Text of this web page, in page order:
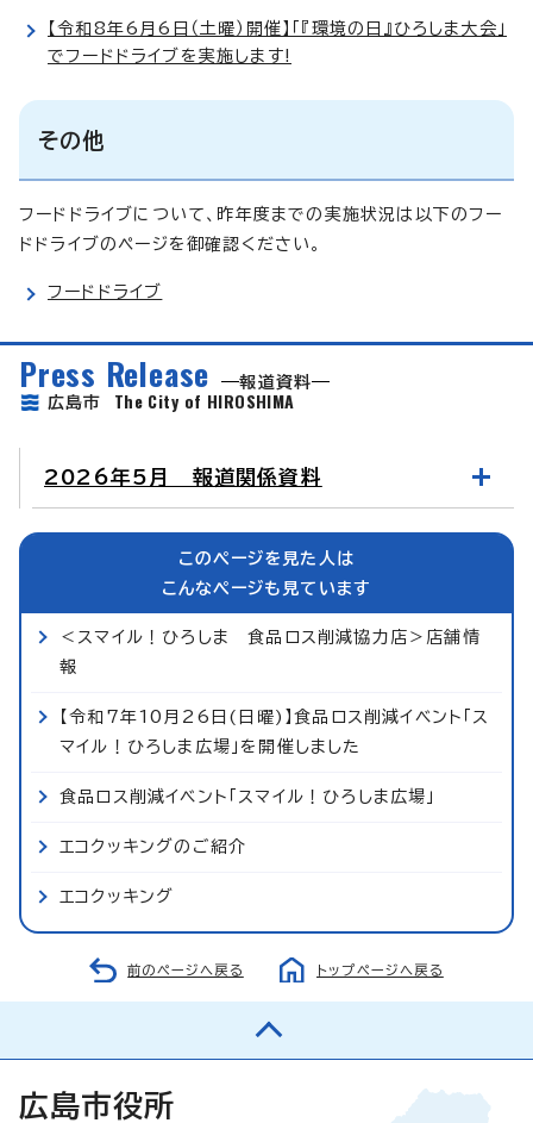
【令和8年6月6日（土曜）開催】「『環境の日』ひろしま大会」
でフードドライブを実施します!
その他
フードドライブについて、昨年度までの実施状況は以下のフー
ドドライブのページを御確認ください。
フードドライブ
Press Release
報道資料
広島市 The City of HIROSHIMA
2026年5月 報道関係資料
このページを見た人は
こんなページも見ています
＜スマイル！ひろしま 食品ロス削減協力店＞店舗情
報
【令和7年10月26日(日曜)】食品ロス削減イベント「ス
マイル！ひろしま広場」を開催しました
食品ロス削減イベント「スマイル！ひろしま広場」
エコクッキングのご紹介
エコクッキング
前のページへ戻る トップページへ戻る
広島市役所